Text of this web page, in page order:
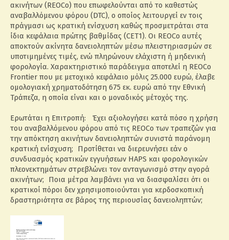
ακινήτων (REOCo) που επωφελούνται από το καθεστώς
αναβαλλόμενου φόρου (DTC), ο οποίος λειτουργεί εν τοις
πράγμασι ως κρατική ενίσχυση καθώς προσμετράται στα
ίδια κεφάλαια πρώτης βαθμίδας (CET1). Οι REOCo αυτές
αποκτούν ακίνητα δανειοληπτών μέσω πλειστηριασμών σε
υποτιμημένες τιμές, ενώ πληρώνουν ελάχιστη ή μηδενική
φορολογία. Χαρακτηριστικό παράδειγμα αποτελεί η REOCo
Frontier που με μετοχικό κεφάλαιο μόλις 25.000 ευρώ, έλαβε
ομολογιακή χρηματοδότηση 675 εκ. ευρώ από την Εθνική
Τράπεζα, η οποία είναι και ο μοναδικός μέτοχός της.
Ερωτάται η Επιτροπή: Έχει αξιολογήσει κατά πόσο η χρήση
του αναβαλλόμενου φόρου από τις REOCo των τραπεζών για
την απόκτηση ακινήτων δανειοληπτών συνιστά παράνομη
κρατική ενίσχυση; Προτίθεται να διερευνήσει εάν ο
συνδυασμός κρατικών εγγυήσεων HAPS και φορολογικών
πλεονεκτημάτων στρεβλώνει τον ανταγωνισμό στην αγορά
ακινήτων; Ποια μέτρα λαμβάνει για να διασφαλίσει ότι οι
κρατικοί πόροι δεν χρησιμοποιούνται για κερδοσκοπική
δραστηριότητα σε βάρος της περιουσίας δανειοληπτών;